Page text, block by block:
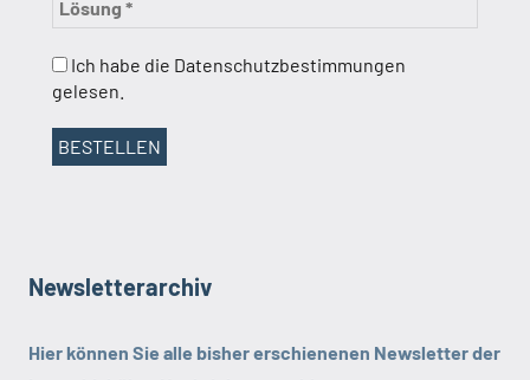
Ich habe die Datenschutzbestimmungen
gelesen.
Newsletterarchiv
Hier können Sie alle bisher erschienenen Newsletter der